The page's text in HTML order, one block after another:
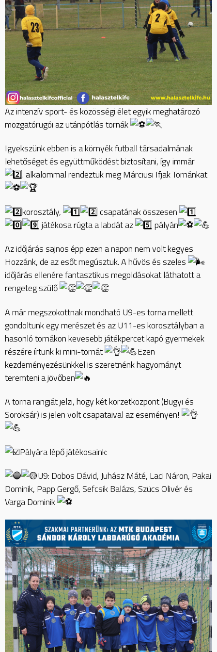
Az intenzív sport- és közösségi élet egyik meghatározó
mozgatórugói az utánpótlás tornák
Igyekszünk ebben is a környék futball társadalmának
lehetőséget és együttműködést biztosítani, így immár
. alkalommal rendeztük meg Márciusi Ifjak Tornánkat
korosztály,
csapatának összesen
játékosa rúgta a labdát az
pályán
Az időjárás sajnos épp ezen a napon nem volt kegyes
Hozzánk, de az esőt megúsztuk. A hűvös és szeles
időjárás ellenére fantasztikus megoldásokat láthatott a
rengeteg szülő
A már megszokottnak mondható U9-es torna mellett
gondoltunk egy merészet és az U11-es korosztályban a
hasonló tornákon kevesebb játékpercet kapó gyermekek
részére írtunk ki mini-tornát
Ezen
kezdeményezésünkkel is szeretnénk hagyományt
teremteni a jövőben
A torna rangját jelzi, hogy két körzetközpont (Bugyi és
Soroksár) is jelen volt csapataival az eseményen!
Pályára lépő játékosaink:
U9: Dobos Dávid, Juhász Máté, Laci Náron, Pakai
Dominik, Papp Gergő, Sefcsik Balázs, Szücs Olivér és
Varga Dominik